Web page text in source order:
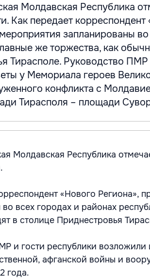
Молдавская Республика
Как передает
запланированы
же торжества, как
Тирасполе. Руководство ПМР
у Мемориала героев
конфликта с
Тирасполя – площади
Молдавская Республика
«Нового Региона»,
всех городах и районах
в столице Приднестровья
и гости республики
афганской войны и
года.